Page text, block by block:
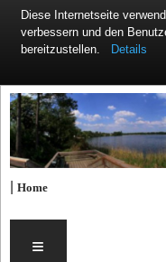
|Home
≡
Diese Internetseite
verbessern und den
bereitzustellen.
Details